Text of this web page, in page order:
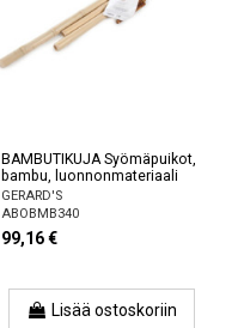
BAMBUTIKUJA Syömäpuikot,
bambu, luonnonmateriaali
GERARD'S
ABOBMB340
99,16 €
Lisää ostoskoriin